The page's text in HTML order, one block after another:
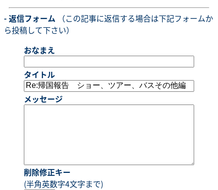
- 返信フォーム （この記事に返信する場合は下記フォームか
ら投稿して下さい）
おなまえ
タイトル
メッセージ
削除修正キー
(半角英数字4文字まで)